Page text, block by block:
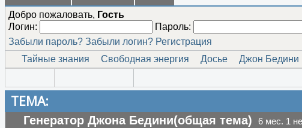
Добро пожаловать, Гость
Логин:
Пароль:
Забыли пароль? Забыли логин? Регистрация
Тайные знания
Свободная энергия Досье Джон Бедини
ТЕМА:
Генератор Джона Бедини(общая тема) 6 мес. 1